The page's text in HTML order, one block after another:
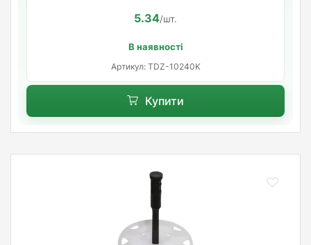
5.34/шт.
В наявності
Артикул: TDZ-10240K
Купити